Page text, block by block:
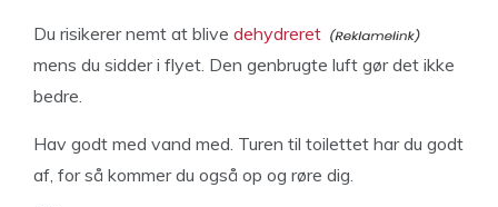
Du risikerer nemt at blive dehydreret
mens du sidder i flyet. Den genbrugte luft gør det ikke
bedre.
Hav godt med vand med. Turen til toilettet har du godt
af, for så kommer du også op og røre dig.